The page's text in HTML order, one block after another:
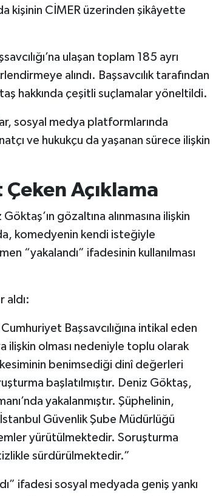
kişinin CİMER üzerinden şikâyette
ulaşan toplam 185 ayrı
alındı. Başsavcılık tarafından
hakkında çeşitli suçlamalar yöneltildi.
sosyal medya platformlarında
ve hukukçu da yaşanan sürece ilişkin
Çeken Açıklama
gözaltına alınmasına ilişkin
komedyenin kendi isteğiyle
“yakalandı” ifadesinin kullanılması
aldı:
Başsavcılığına intikal eden
ilişkin olması nedeniyle toplu olarak
benimsediği dinî değerleri
başlatılmıştır. Deniz Göktaş,
yakalanmıştır. Şüphelinin,
Güvenlik Şube Müdürlüğü
yürütülmektedir. Soruşturma
sürdürülmektedir.”
ifadesi sosyal medyada geniş yankı